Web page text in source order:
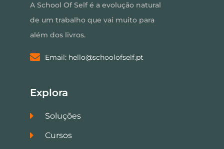
A School Of Self é a evolução natural
de um trabalho que vai muito para
além dos livros.
Email: hello@schoolofself.pt
Explora
Soluções
Cursos